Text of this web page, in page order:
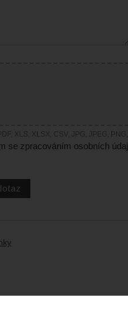
XLS, XLSX, CSV, JPG, JPEG,
se zpracováním osobních